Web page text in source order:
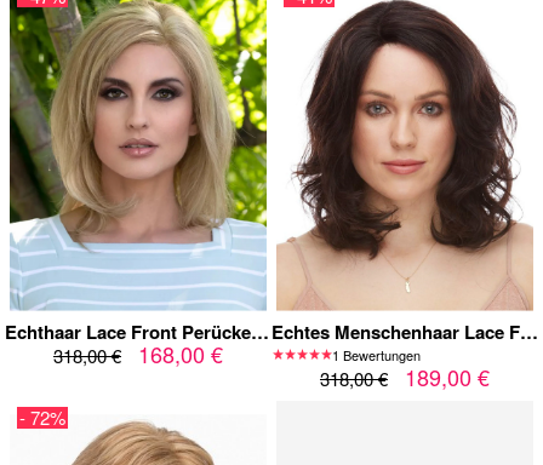
Echthaar Lace Front Perücke in Blond – Natürlicher Haaransatz, Eleganter Bob-Look
318,00 € 168,00 €
Echtes Menschenhaar Lace Front Perücke – Natürlicher Haaransatz, Seidig & Voluminös
1 Bewertungen
318,00 € 189,00 €
- 72%